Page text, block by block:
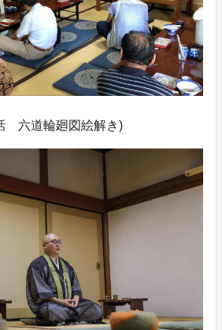
六道輪廻図絵解き)